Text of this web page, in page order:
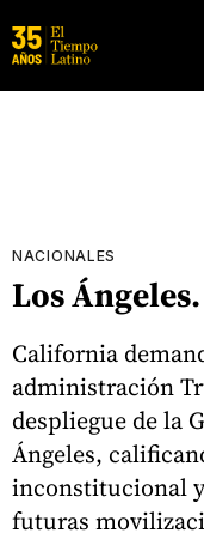
NACIONALES
Los
California
administración
despliegue de la
Ángeles,
inconstitucional
futuras